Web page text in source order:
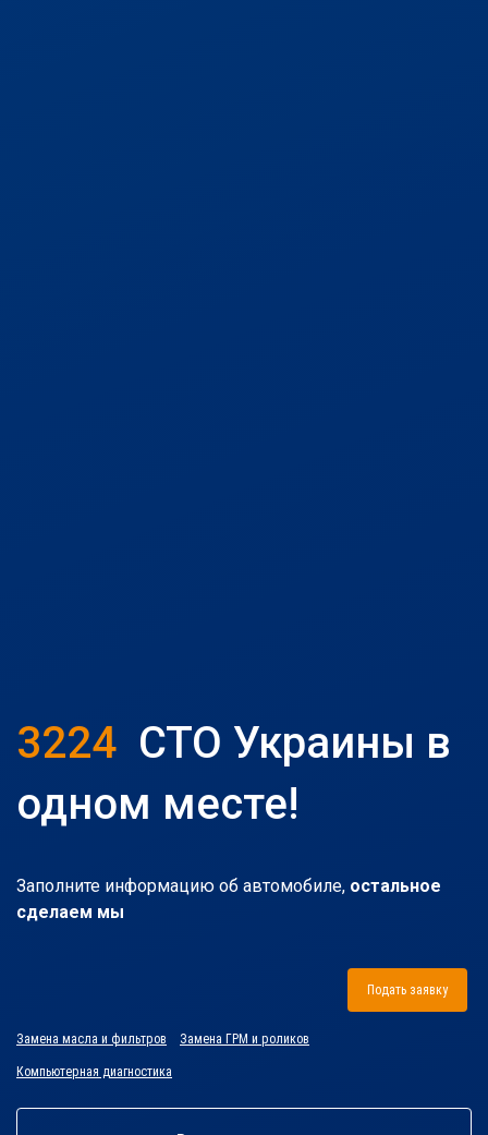
3224 СТО Украины в
одном месте!
Заполните информацию об автомобиле, остальное
сделаем мы
Подать заявку
Замена масла и фильтров Замена ГРМ и роликов
Компьютерная диагностика